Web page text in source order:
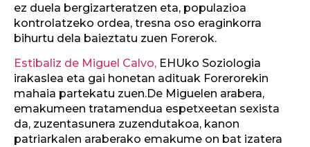
ez duela bergizarteratzen eta, populazioa
kontrolatzeko ordea, tresna oso eraginkorra
bihurtu dela baieztatu zuen Forerok.
Estibaliz de Miguel Calvo, EHUko Soziologia
irakaslea eta gai honetan adituak Forerorekin
mahaia partekatu zuen.De Miguelen arabera,
emakumeen tratamendua espetxeetan sexista
da, zuzentasunera zuzendutakoa, kanon
patriarkalen araberako emakume on bat izatera